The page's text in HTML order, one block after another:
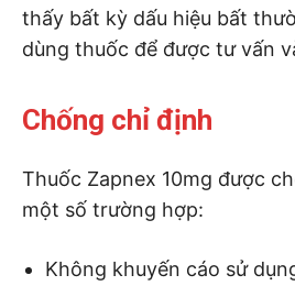
thấy bất kỳ dấu hiệu bất
dùng thuốc để được tư vấn
Chống chỉ định
Thuốc Zapnex 10mg được
một số trường hợp:
Không khuyến cáo sử